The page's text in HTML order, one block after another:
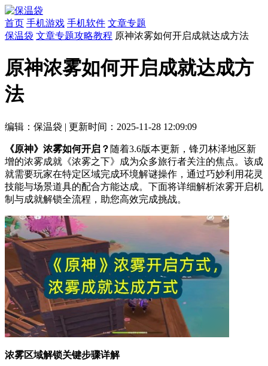
首页 手机游戏 手机软件 文章专题
保温袋 文章专题攻略教程 原神浓雾如何开启成就达成方法
原神浓雾如何开启成就达成方
法
编辑：保温袋 | 更新时间：2025-11-28 12:09:09
《原神》浓雾如何开启？ 随着3.6版本更新，锋刃林泽地区新
增的浓雾成就《浓雾之下》成为众多旅行者关注的焦点。该成
就需要玩家在特定区域完成环境解谜操作，通过巧妙利用花灵
技能与场景道具的配合方能达成。下面将详细解析浓雾开启机
制与成就解锁全流程，助您高效完成挑战。
浓雾区域解锁关键步骤详解